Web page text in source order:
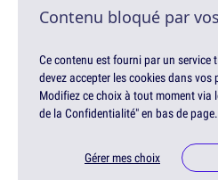
Contenu bloqué par
Ce contenu est fourni par un service
devez accepter les cookies dans
Modifiez ce choix à tout moment via
de la Confidentialité" en bas de page.
Gérer mes choix